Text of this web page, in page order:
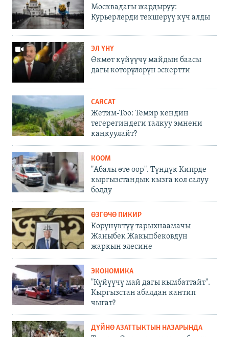
Москвадагы жардыруу:
Курьерлерди текшерүү күч алды
ЭЛ ҮНҮ
Өкмөт күйүүчү майдын баасы
дагы көтөрүлөрүн эскертти
САЯСАТ
Жетим-Тоо: Темир кендин
тегерегиндеги талкуу эмнени
каңкуулайт?
КООМ
"Абалы өтө оор". Түндүк Кипрде
кыргызстандык кызга кол салуу
болду
ӨЗГӨЧӨ ПИКИР
Көрүнүктүү тарыхнаамачы
Жаныбек Жакыпбековдун
жаркын элесине
ЭКОНОМИКА
"Күйүүчү май дагы кымбаттайт".
Кыргызстан абалдан кантип
чыгат?
ДҮЙНӨ АЗАТТЫКТЫН НАЗАРЫНДА